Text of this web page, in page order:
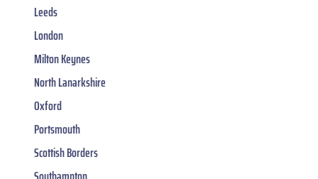
Leeds
London
Milton Keynes
North Lanarkshire
Oxford
Portsmouth
Scottish Borders